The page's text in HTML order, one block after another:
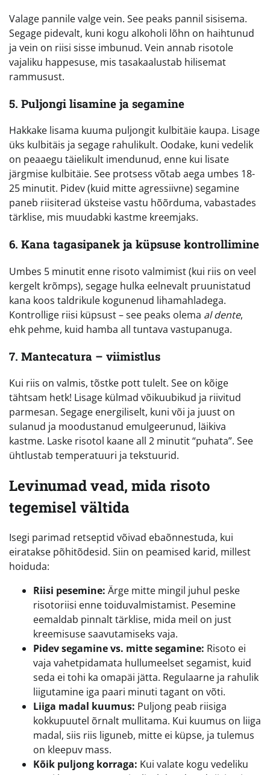
Valage pannile valge vein. See peaks pannil sisisema.
Segage pidevalt, kuni kogu alkoholi lõhn on haihtunud
ja vein on riisi sisse imbunud. Vein annab risotole
vajaliku happesuse, mis tasakaalustab hilisemat
rammusust.
5. Puljongi lisamine ja segamine
Hakkake lisama kuuma puljongit kulbitäie kaupa. Lisage
üks kulbitäis ja segage rahulikult. Oodake, kuni vedelik
on peaaegu täielikult imendunud, enne kui lisate
järgmise kulbitäie. See protsess võtab aega umbes 18-
25 minutit. Pidev (kuid mitte agressiivne) segamine
paneb riisiterad üksteise vastu hõõrduma, vabastades
tärklise, mis muudabki kastme kreemjaks.
6. Kana tagasipanek ja küpsuse kontrollimine
Umbes 5 minutit enne risoto valmimist (kui riis on veel
kergelt krõmps), segage hulka eelnevalt pruunistatud
kana koos taldrikule kogunenud lihamahladega.
Kontrollige riisi küpsust – see peaks olema al dente,
ehk pehme, kuid hamba all tuntava vastupanuga.
7. Mantecatura – viimistlus
Kui riis on valmis, tõstke pott tulelt. See on kõige
tähtsam hetk! Lisage külmad võikuubikud ja riivitud
parmesan. Segage energiliselt, kuni või ja juust on
sulanud ja moodustanud emulgeerunud, läikiva
kastme. Laske risotol kaane all 2 minutit “puhata”. See
ühtlustab temperatuuri ja tekstuurid.
Levinumad vead, mida risoto
tegemisel vältida
Isegi parimad retseptid võivad ebaõnnestuda, kui
eiratakse põhitõdesid. Siin on peamised karid, millest
hoiduda:
Riisi pesemine: Ärge mitte mingil juhul peske
risotoriisi enne toiduvalmistamist. Pesemine
eemaldab pinnalt tärklise, mida meil on just
kreemisuse saavutamiseks vaja.
Pidev segamine vs. mitte segamine: Risoto ei
vaja vahetpidamata hullumeelset segamist, kuid
seda ei tohi ka omapäi jätta. Regulaarne ja rahulik
liigutamine iga paari minuti tagant on võti.
Liiga madal kuumus: Puljong peab riisiga
kokkupuutel õrnalt mullitama. Kui kuumus on liiga
madal, siis riis liguneb, mitte ei küpse, ja tulemus
on kleepuv mass.
Kõik puljong korraga: Kui valate kogu vedeliku